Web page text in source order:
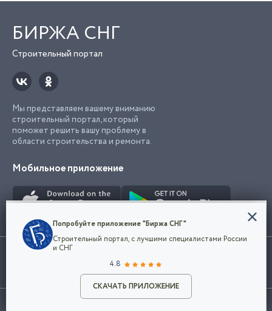
Разместить объявление
БИРЖА СНГ
Строительный портал
Мы представляем вашему вниманию
строительный портал, который
поможет решить вашу проблему в
области строительства и ремонта.
Мобильное приложение
Использование сайта, в том числе подача объявлений, означает
марки представленные на сайте являются собственностью их
©2026Биржа СНГ
Конфиденциальность
Мы используем файлы cookie, чтобы сделать
наш сайт удобным для каждого
Политикой конфиденциальности компании
и принимаете условия использования cookie.
Попробуйте приложение "Биржа СНГ"
Строительный портал, с лучшими специалистами России
и СНГ
4.8
СКАЧАТЬ ПРИЛОЖЕНИЕ